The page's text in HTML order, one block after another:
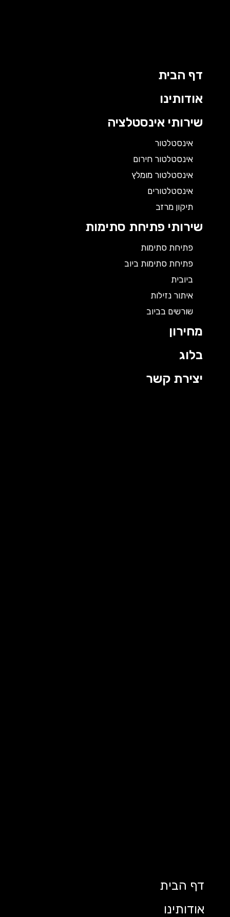
דף הבית
אודותינו
שירותי אינסטלציה
אינסטלטור
אינסטלטור חירום
אינסטלטור מומלץ
אינסטלטורים
תיקון מרזב
שירותי פתיחת סתימות
פתיחת סתימות
פתיחת סתימות ביוב
ביובית
איתור נזילות
שורשים בביוב
מחירון
בלוג
יצירת קשר
דף הבית
אודותינו